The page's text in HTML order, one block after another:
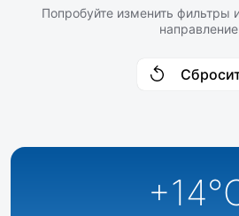
Попробуйте изменить фильтры
направление
+14